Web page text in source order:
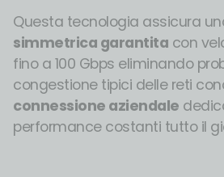
Questa tecnologia assicura
simmetrica garantita con
fino a 100 Gbps eliminando
congestione tipici delle reti
connessione aziendale
performance costanti tutto il